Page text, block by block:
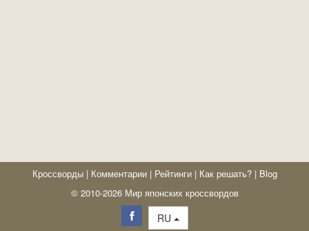
Кроссворды | Комментарии | Рейтинги | Как решать? | Blog
© 2010-2026 Мир японских кроссвордов
RU